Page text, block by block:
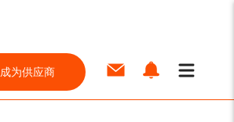
成为供应商